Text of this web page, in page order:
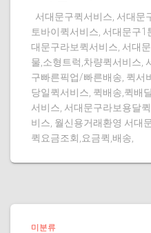
서대문구퀵서비스, 서대문
토바이퀵서비스, 서대문구1
대문구라보퀵서비스, 서대
물,소형트럭,차량퀵서비스,
구빠른픽업/빠른배송, 퀵서
당일퀵서비스, 퀵배송,퀵배
서비스, 서대문구라보용달
비스, 월신용거래환영 서대
퀵요금조회,요금퀵,배송,
미분류